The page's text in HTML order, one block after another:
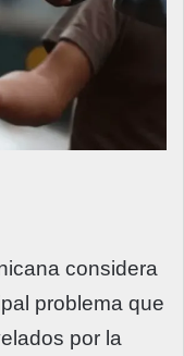
considera
problema que
por la